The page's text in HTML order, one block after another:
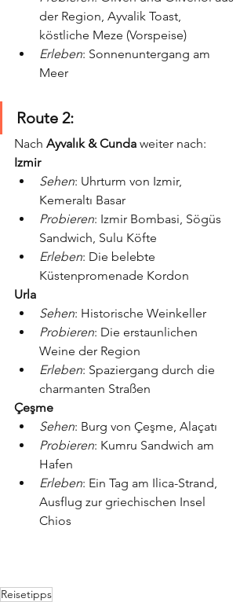
der Region, Ayvalik Toast,
köstliche Meze (Vorspeise)
Erleben: Sonnenuntergang am
Meer
Route 2:
Nach Ayvalık & Cunda weiter nach:
Izmir
Sehen: Uhrturm von Izmir,
Kemeraltı Basar
Probieren: Izmir Bombasi, Sögüs
Sandwich, Sulu Köfte
Erleben: Die belebte
Küstenpromenade Kordon
Urla
Sehen: Historische Weinkeller
Probieren: Die erstaunlichen
Weine der Region
Erleben: Spaziergang durch die
charmanten Straßen
Çeşme
Sehen: Burg von Çeşme, Alaçatı
Probieren: Kumru Sandwich am
Hafen
Erleben: Ein Tag am Ilica-Strand,
Ausflug zur griechischen Insel
Chios
Reisetipps